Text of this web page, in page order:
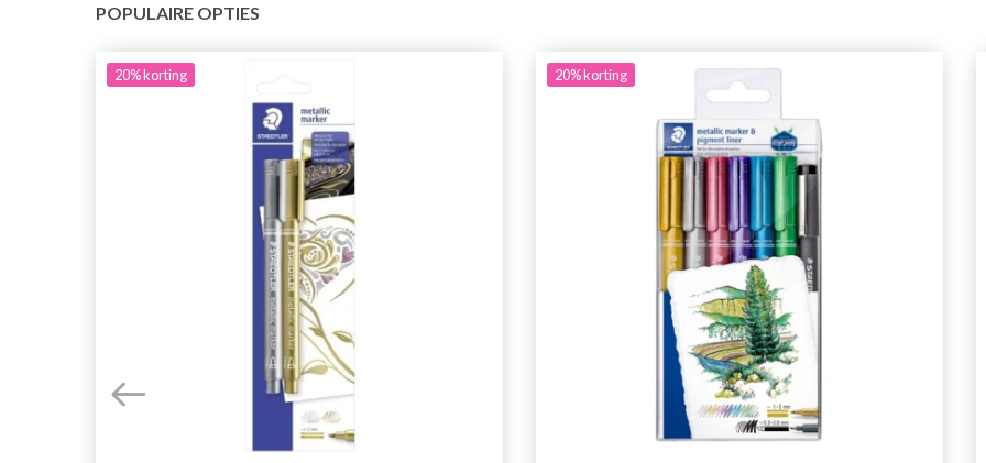
POPULAIRE OPTIES
20%korting 20%korting